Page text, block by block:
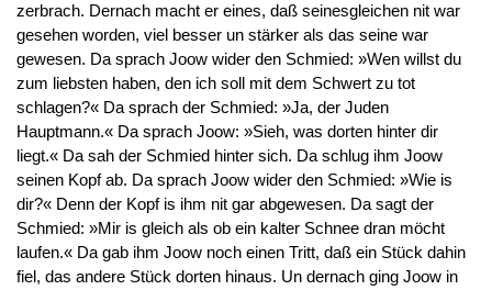
zerbrach. Dernach macht er eines, daß seinesgleichen nit war
gesehen worden, viel besser un stärker als das seine war
gewesen. Da sprach Joow wider den Schmied: »Wen willst du
zum liebsten haben, den ich soll mit dem Schwert zu tot
schlagen?« Da sprach der Schmied: »Ja, der Juden
Hauptmann.« Da sprach Joow: »Sieh, was dorten hinter dir
liegt.« Da sah der Schmied hinter sich. Da schlug ihm Joow
seinen Kopf ab. Da sprach Joow wider den Schmied: »Wie is
dir?« Denn der Kopf is ihm nit gar abgewesen. Da sagt der
Schmied: »Mir is gleich als ob ein kalter Schnee dran möcht
laufen.« Da gab ihm Joow noch einen Tritt, daß ein Stück dahin
fiel, das andere Stück dorten hinaus. Un dernach ging Joow in